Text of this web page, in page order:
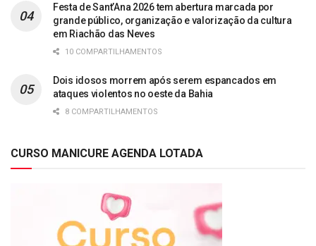
Festa de Sant’Ana 2026 tem abertura marcada por
grande público, organização e valorização da cultura
em Riachão das Neves
10 COMPARTILHAMENTOS
Dois idosos morrem após serem espancados em
ataques violentos no oeste da Bahia
8 COMPARTILHAMENTOS
CURSO MANICURE AGENDA LOTADA